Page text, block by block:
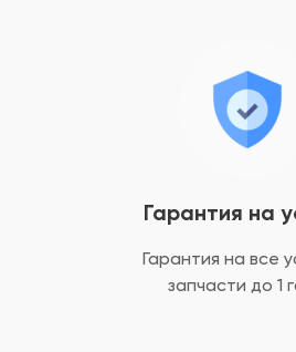
Гарантия на
Гарантия на все
запчасти до 1